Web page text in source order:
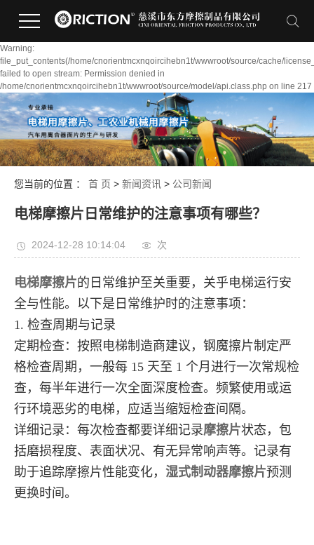
Warning:
file_put_contents(/home/cnorientmcxnqoircihebn1t/wwwroot/source/cache/
failed to open stream: Permission denied in
/home/cnorientmcxnqoircihebn1t/wwwroot/source/model/api.class.php on line 217
您当前的位置 ： 首 页 > 新闻资讯 > 公司新闻
电梯摩擦片日常维护的注意事项有哪些？
2024-12-28 10:14:04 次
电梯摩擦片的日常维护至关重要，关乎电梯运行安
全与性能。以下是日常维护时的注意事项：
1. 检查周期与记录
定期检查：按照电梯制造商建议，钢魔擦片制定严
格检查周期，一般每 15 天至 1 个月进行一次常规检
查，每半年进行一次全面深度检查。频繁使用或运
行环境恶劣的电梯，应适当缩短检查间隔。
详细记录：每次检查都要详细记录摩擦片状态，包
括磨损程度、表面状况、有无异常响声等。记录有
助于追踪摩擦片性能变化， 湿式制动器摩擦片预测
更换时间。